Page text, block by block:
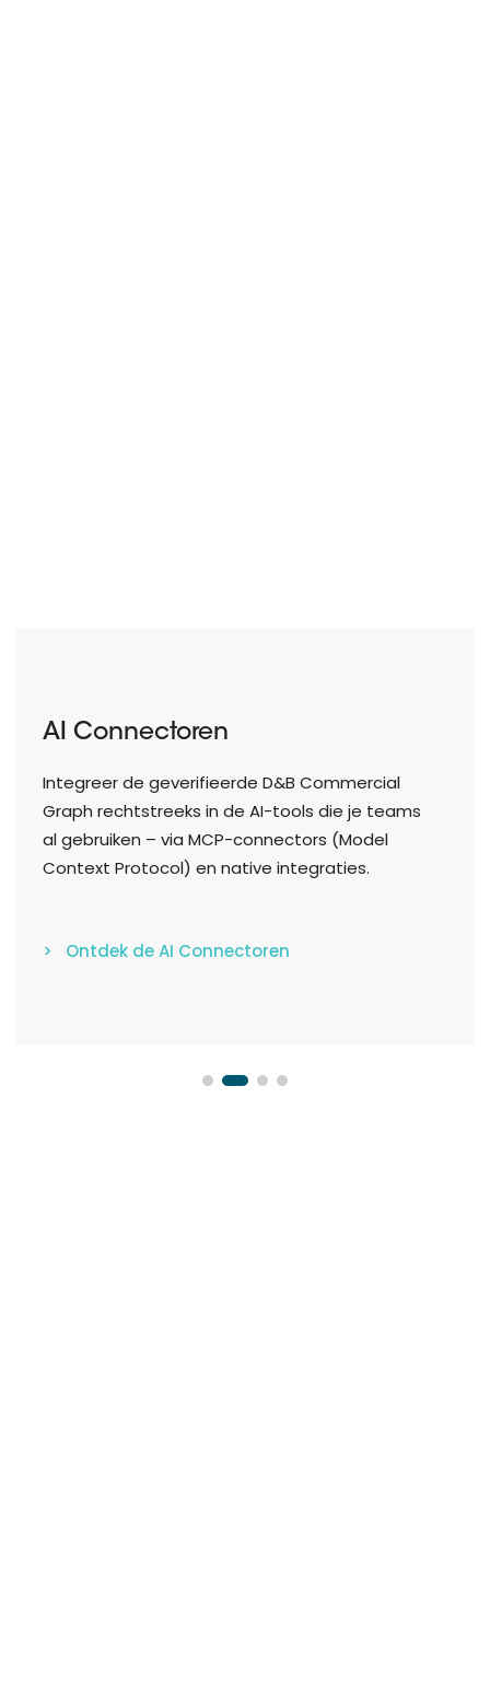
AI Connectoren
Integreer de geverifieerde D&B Commercial
Graph rechtstreeks in de AI-tools die je teams
al gebruiken – via MCP-connectors (Model
Context Protocol) en native integraties.
> Ontdek de AI Connectoren